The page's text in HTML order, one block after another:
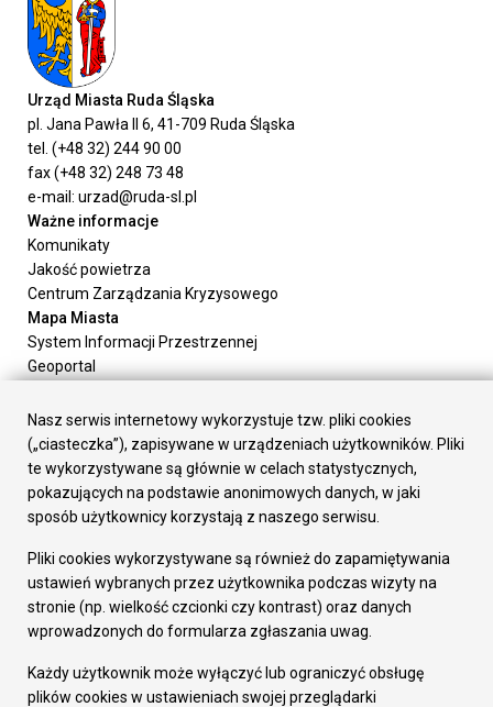
Urząd Miasta Ruda Śląska
pl. Jana Pawła II 6, 41-709 Ruda Śląska
tel. (+48 32) 244 90 00
fax (+48 32) 248 73 48
e-mail: urzad@ruda-sl.pl
Ważne informacje
Komunikaty
Jakość powietrza
Centrum Zarządzania Kryzysowego
Mapa Miasta
System Informacji Przestrzennej
Geoportal
Załatw sprawę
Prezydent Miasta
Rada Miasta
Wydziały
Elektroniczna Skrzynka Podawcza
Gospodarka
Fundusze europejskie
Środki krajowe
Oferty inwestycyjne
Pozostałe
Nasz serwis internetowy wykorzystuje tzw. pliki cookies
(„ciasteczka”), zapisywane w urządzeniach użytkowników. Pliki
te wykorzystywane są głównie w celach statystycznych,
pokazujących na podstawie anonimowych danych, w jaki
sposób użytkownicy korzystają z naszego serwisu.
Pliki cookies wykorzystywane są również do zapamiętywania
ustawień wybranych przez użytkownika podczas wizyty na
stronie (np. wielkość czcionki czy kontrast) oraz danych
wprowadzonych do formularza zgłaszania uwag.
Każdy użytkownik może wyłączyć lub ograniczyć obsługę
plików cookies w ustawieniach swojej przeglądarki